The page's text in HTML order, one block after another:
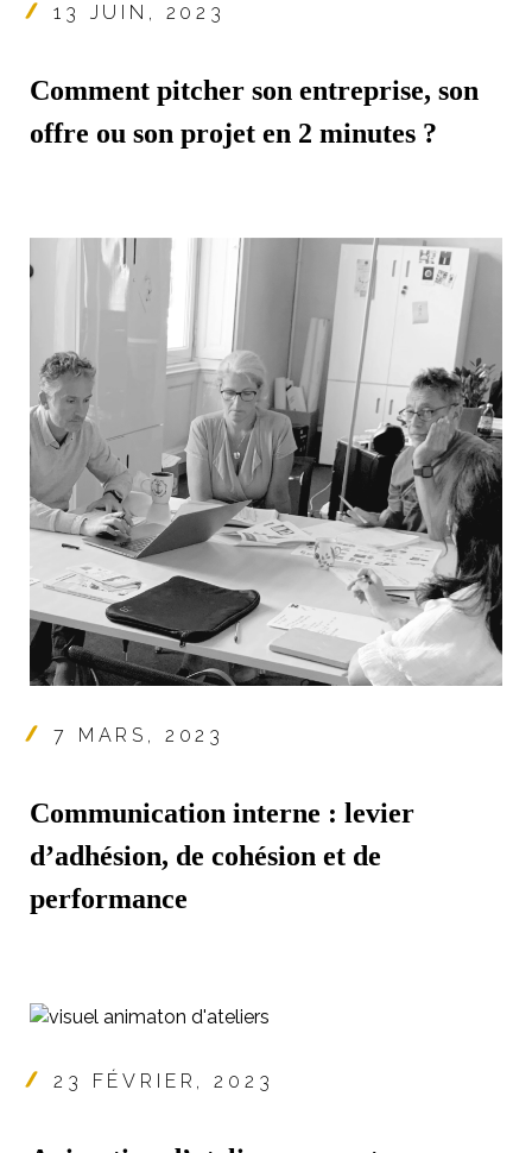
13 JUIN, 2023
Comment pitcher son entreprise, son
offre ou son projet en 2 minutes ?
7 MARS, 2023
Communication interne : levier
d’adhésion, de cohésion et de
performance
23 FÉVRIER, 2023